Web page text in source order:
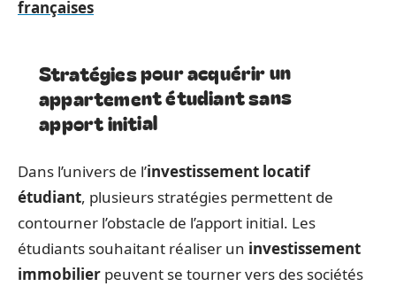
françaises
Stratégies pour acquérir un
appartement étudiant sans
apport initial
Dans l’univers de l’investissement locatif
étudiant, plusieurs stratégies permettent de
contourner l’obstacle de l’apport initial. Les
étudiants souhaitant réaliser un investissement
immobilier peuvent se tourner vers des sociétés